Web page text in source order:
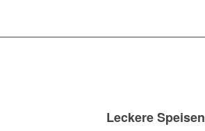
Leckere Speisen